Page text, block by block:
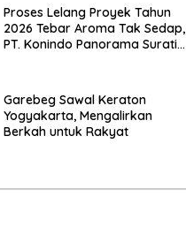
Proses Lelang Proyek Tahun
2026 Tebar Aroma Tak Sedap,
PT. Konindo Panorama Surati
Garebeg Sawal Keraton
Yogyakarta, Mengalirkan
Berkah untuk Rakyat